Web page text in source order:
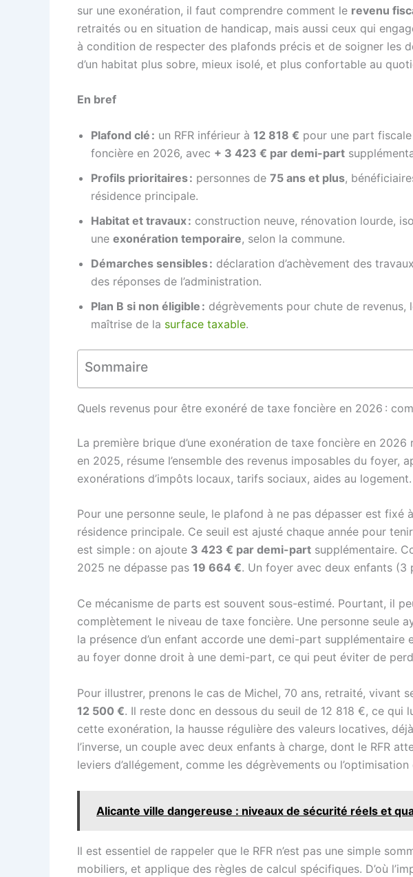
sur une exonération, il faut comprendre comment le revenu
retraités ou en situation de handicap, mais aussi ceux qui
à condition de respecter des plafonds précis et de soigner les
d’un habitat plus sobre, mieux isolé, et plus confortable au
En bref
Plafond clé : un RFR inférieur à 12 818 € pour une part
foncière en 2026, avec + 3 423 € par demi-part
Profils prioritaires : personnes de 75 ans et plus,
résidence principale.
Habitat et travaux : construction neuve, rénovation lourde,
une exonération temporaire, selon la commune.
Démarches sensibles : déclaration d’achèvement des travaux
des réponses de l’administration.
Plan B si non éligible : dégrèvements pour chute de
maîtrise de la surface taxable.
Sommaire
Quels revenus pour être exonéré de taxe foncière en 2026 :
La première brique d’une exonération de taxe foncière en 2026
en 2025, résume l’ensemble des revenus imposables du
exonérations d’impôts locaux, tarifs sociaux, aides au
Pour une personne seule, le plafond à ne pas dépasser est fixé à
résidence principale. Ce seuil est ajusté chaque année pour
est simple : on ajoute 3 423 € par demi-part supplémentaire.
2025 ne dépasse pas 19 664 €. Un foyer avec deux enfants
Ce mécanisme de parts est souvent sous-estimé. Pourtant, il
complètement le niveau de taxe foncière. Une personne seule
la présence d’un enfant accorde une demi-part
au foyer donne droit à une demi-part, ce qui peut éviter de
Pour illustrer, prenons le cas de Michel, 70 ans, retraité, vivant
12 500 €. Il reste donc en dessous du seuil de 12 818 €, ce
cette exonération, la hausse régulière des valeurs locatives,
l’inverse, un couple avec deux enfants à charge, dont le RFR
leviers d’allégement, comme les dégrèvements ou
Alicante ville dangereuse : niveaux de sécurité réels et
Il est essentiel de rappeler que le RFR n’est pas une simple
mobiliers, et applique des règles de calcul spécifiques. D’où